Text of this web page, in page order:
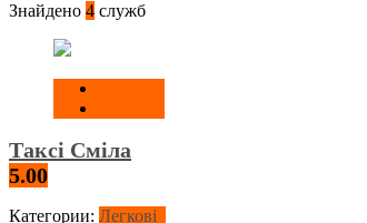
Знайдено 4 служб
Таксі Сміла
5.00
Категории: Легкові